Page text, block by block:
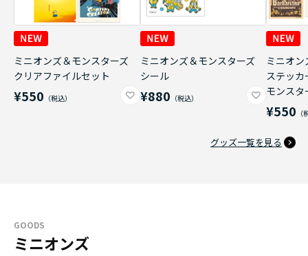
ミニオンズ＆モンスターズ
クリアファイルセット
¥550
ミニオンズ＆モンスターズ
シール
¥880
ミニオ
ステッ
モンスタ
¥550
グッズ一覧を見る
GOODS
ミニオンズ